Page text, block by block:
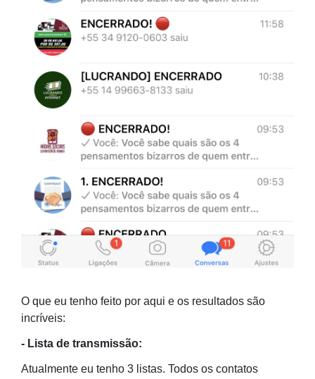
O que eu tenho feito por aqui e os resultados são
incríveis:
- Lista de transmissão:
Atualmente eu tenho 3 listas. Todos os contatos